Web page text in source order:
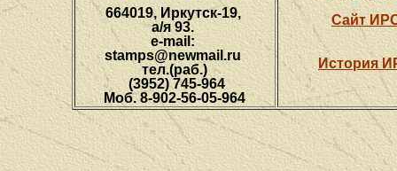
664019, Иркутск-19,
а/я 93.
e-mail:
stamps@newmail.ru
тел.(раб.)
(3952) 745-964
Моб. 8-902-56-05-964
Сайт
История